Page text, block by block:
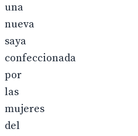
una
nueva
saya
confeccionada
por
las
mujeres
del